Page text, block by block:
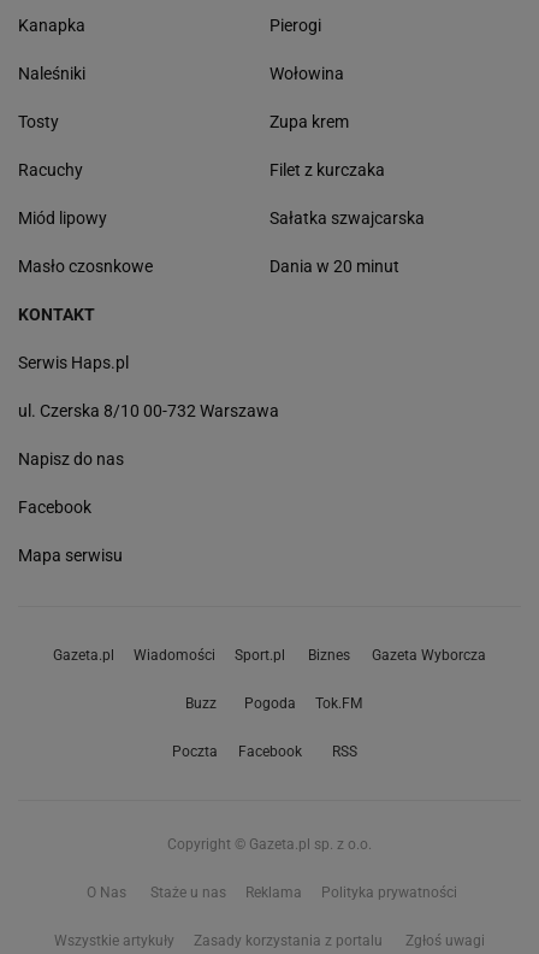
Kanapka
Naleśniki
Tosty
Racuchy
Miód lipowy
Masło czosnkowe
Pierogi
Wołowina
Zupa krem
Filet z kurczaka
Sałatka szwajcarska
Dania w 20 minut
KONTAKT
Serwis Haps.pl
ul. Czerska 8/10 00-732 Warszawa
Napisz do nas
Facebook
Mapa serwisu
Gazeta.pl Wiadomości Sport.pl Biznes Gazeta Wyborcza
Buzz Pogoda Tok.FM
Poczta Facebook RSS
Copyright © Gazeta.pl sp. z o.o.
O Nas Staże u nas Reklama Polityka prywatności
Wszystkie artykuły Zasady korzystania z portalu Zgłoś uwagi